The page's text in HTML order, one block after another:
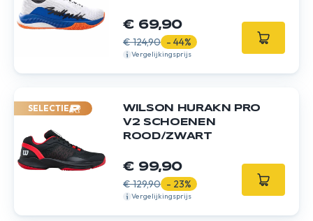
€ 69,90
€ 124,90 - 44%
Vergelijkingsprijs
SELECTIE
WILSON HURAKN PRO
V2 SCHOENEN
ROOD/ZWART
€ 99,90
€ 129,90 - 23%
Vergelijkingsprijs